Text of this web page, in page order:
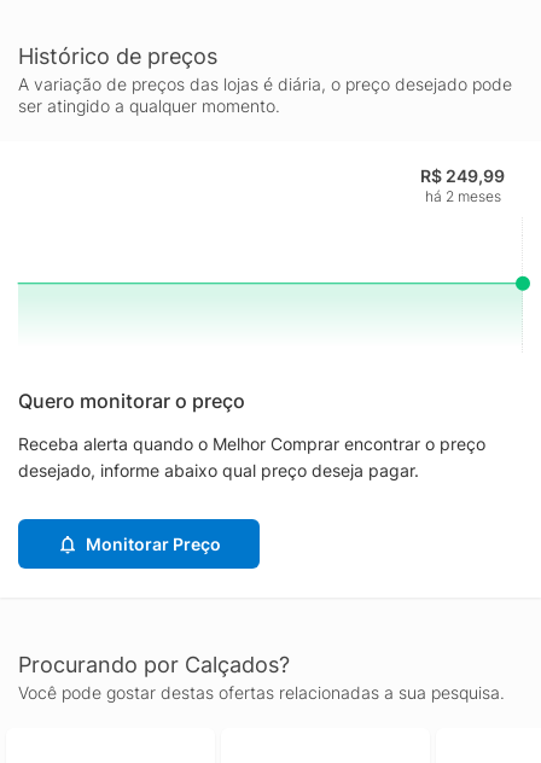
Histórico de preços
A variação de preços das lojas é diária, o preço desejado pode
ser atingido a qualquer momento.
R$ 249,99
há 2 meses
Quero monitorar o preço
Receba alerta quando o Melhor Comprar encontrar o preço
desejado, informe abaixo qual preço deseja pagar.
Monitorar Preço
Procurando por Calçados?
Você pode gostar destas ofertas relacionadas a sua pesquisa.